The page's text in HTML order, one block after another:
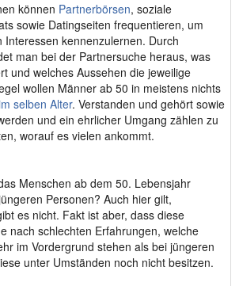
können Partnerbörsen, soziale
sowie Datingseiten frequentieren, um
Interessen kennenzulernen. Durch
man bei der Partnersuche heraus, was
und welches Aussehen die jeweilige
wollen Männer ab 50 in meistens nichts
selben Alter. Verstanden und gehört sowie
und ein ehrlicher Umgang zählen zu
worauf es vielen ankommt.
Menschen ab dem 50. Lebensjahr
Personen? Auch hier gilt,
es nicht. Fakt ist aber, dass diese
nach schlechten Erfahrungen, welche
im Vordergrund stehen als bei jüngeren
unter Umständen noch nicht besitzen.